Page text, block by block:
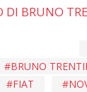
DI BRUNO
BRUNO
FIAT